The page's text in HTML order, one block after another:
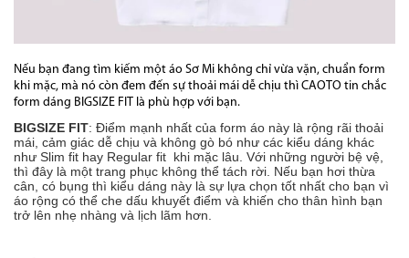
Nếu bạn đang tìm kiếm một áo Sơ Mi không chỉ vừa vặn, chuẩn form
khi mặc, mà nó còn đem đến sự thoải mái dễ chịu thì CAOTO tin chắc
form dáng BIGSIZE FIT là phù hợp với bạn.
BIGSIZE FIT: Điểm mạnh nhất của form áo này là rộng rãi thoải
mái, cảm giác dễ chịu và không gò bó như các kiểu dáng khác
như Slim fit hay Regular fit khi mặc lâu. Với những người bệ vệ,
thì đây là một trang phục không thể tách rời. Nếu bạn hơi thừa
cân, có bụng thì kiểu dáng này là sự lựa chọn tốt nhất cho bạn vì
áo rộng có thể che dấu khuyết điểm và khiến cho thân hình bạn
trở lên nhẹ nhàng và lịch lãm hơn.